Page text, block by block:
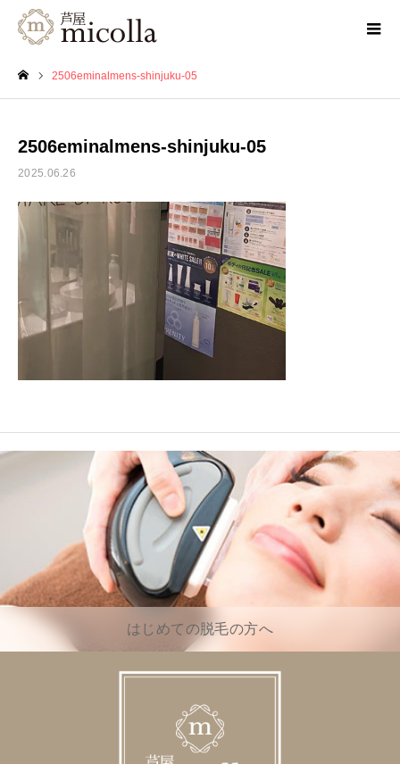
2506eminalmens-shinjuku-05
2506eminalmens-shinjuku-05
2025.06.26
はじめての脱毛の方へ